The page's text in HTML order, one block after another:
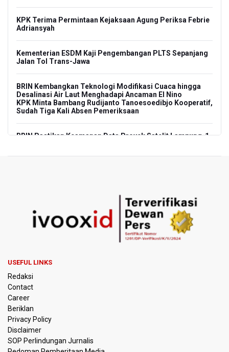
KPK Terima Permintaan Kejaksaan Agung Periksa Febrie
Adriansyah
Kementerian ESDM Kaji Pengembangan PLTS Sepanjang
Jalan Tol Trans-Jawa
BRIN Kembangkan Teknologi Modifikasi Cuaca hingga
Desalinasi Air Laut Menghadapi Ancaman El Nino
KPK Minta Bambang Rudijanto Tanoesoedibjo Kooperatif,
Sudah Tiga Kali Absen Pemeriksaan
BRIN Pastikan Keamanan Data Proyek Satelit Lampung-1
Kuasa Hukum Klaim 995 Airsoft Gun di Sekolah Swasta
Jaksel Berizin, Bantah Kepemilikan Senjata Api dan
Narkoba
Menperin Sebut Insentif Kendaraan Listrik untuk Produk
Lawan Persib Bandung
Dari Literasi Teks ke Literasi Multimodal
USEFUL LINKS
Redaksi
Contact
Career
Beriklan
Privacy Policy
Disclaimer
SOP Perlindungan Jurnalis